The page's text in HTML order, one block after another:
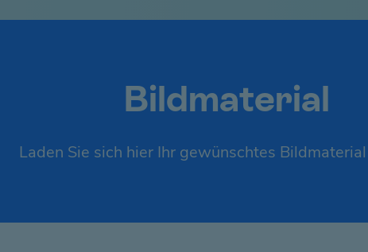
Bildmaterial
Laden Sie sich hier Ihr gewünschtes